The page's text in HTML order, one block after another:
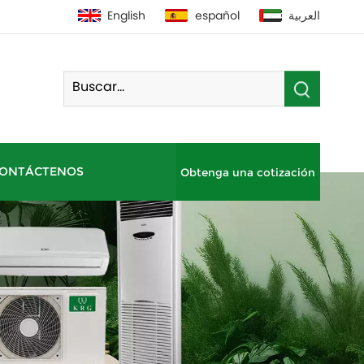
English español العربية
Obtenga una cotización